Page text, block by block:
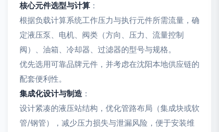
核心元件选型与计算 ：
根据负载计算系统工作压力与执行元件所需流量，确
定液压泵、电机、阀类（方向、压力、流量控制
阀）、油箱、冷却器、过滤器的型号与规格。
优先选用可靠品牌元件，并考虑在沈阳本地供应链的
配套便利性。
集成化设计与制造 ：
设计紧凑的液压站结构，优化管路布局（集成块或软
管/钢管），减少压力损失与泄漏风险，便于安装维